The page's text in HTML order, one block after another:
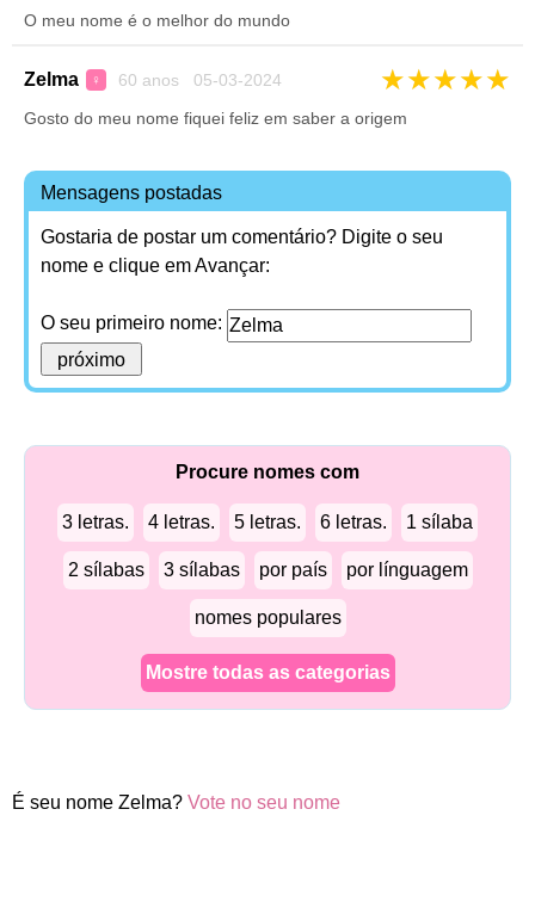
O meu nome é o melhor do mundo
Zelma ♀ 60 anos 05-03-2024 ★★★★★
Gosto do meu nome fiquei feliz em saber a origem
Mensagens postadas
Gostaria de postar um comentário? Digite o seu
nome e clique em Avançar:
O seu primeiro nome:
Procure nomes com
3 letras. 4 letras. 5 letras. 6 letras. 1 sílaba
2 sílabas 3 sílabas por país por línguagem
nomes populares
Mostre todas as categorias
É seu nome Zelma? Vote no seu nome